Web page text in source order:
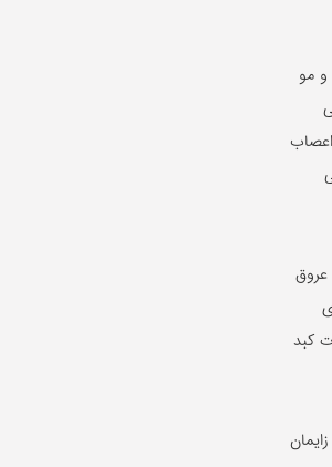
کبد
تنظیم کننده سطح هورمون استروژن در بدن
در اصفهان